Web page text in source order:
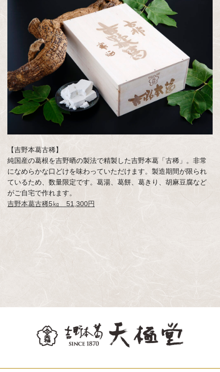
【吉野本葛古稀】
純国産の葛根を吉野晒の製法で精製した吉野本葛「古稀」。非常
になめらかな口どけを味わっていただけます。製造期間が限られ
ているため、数量限定です。葛湯、葛餅、葛きり、胡麻豆腐など
がご自宅で作れます。
吉野本葛古稀5㎏ 51,300円